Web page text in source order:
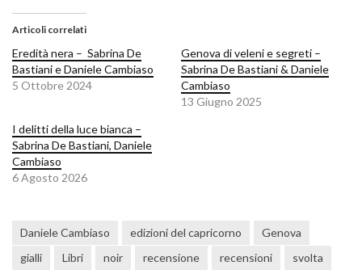
Articoli correlati
Eredità nera – Sabrina De
Bastiani e Daniele Cambiaso
5 Ottobre 2024
Genova di veleni e segreti –
Sabrina De Bastiani & Daniele
Cambiaso
13 Giugno 2025
I delitti della luce bianca –
Sabrina De Bastiani, Daniele
Cambiaso
6 Agosto 2026
Daniele Cambiaso edizioni del capricorno
Genova
gialli
Libri noir recensione recensioni
svolta